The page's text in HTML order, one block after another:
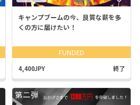
キャンプブームの今、良質な薪を多
くの方に届けたい！
FUNDED
4,400JPY 終了